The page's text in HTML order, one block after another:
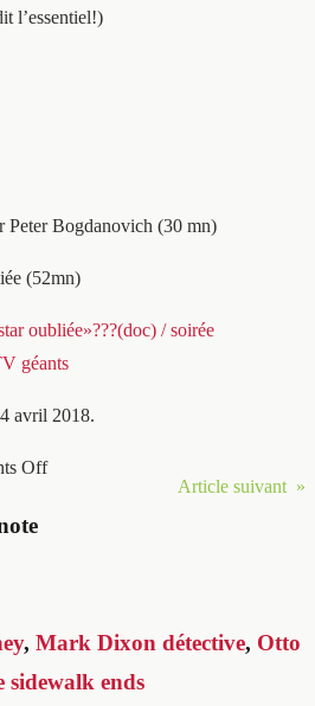
l’essentiel!)
Peter Bogdanovich (30 mn)
(52mn)
oubliée»???(doc) / soirée
géants
avril 2018.
Article suivant »
Off
, Mark Dixon détective, Otto
sidewalk ends